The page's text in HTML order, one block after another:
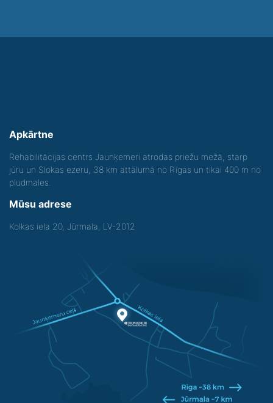
Apkārtne
Rehabilitācijas centrs Jaunķemeri atrodas priežu mežā, starp
jūru un Slokas ezeru, 38 km attālumā no Rīgas un tikai 400 m no
pludmales.
Mūsu adrese
Kolkas iela 20, Jūrmala, LV-2012